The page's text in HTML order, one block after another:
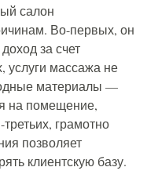
салон
Во-первых, он
за счет
услуги массажа не
материалы —
на помещение,
грамотно
позволяет
клиентскую базу.